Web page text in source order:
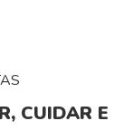
CUIDAR E